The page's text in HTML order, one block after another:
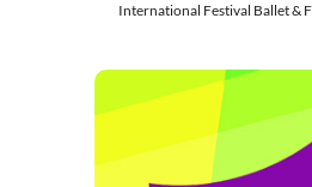
International Festival Ballet &